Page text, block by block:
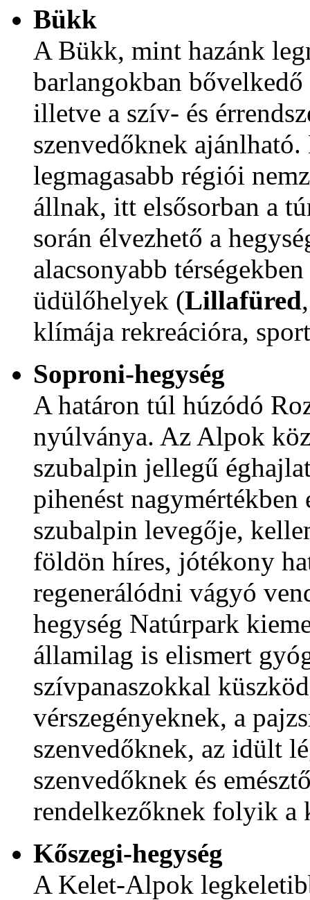
Bükk
A Bükk, mint hazánk
barlangokban
illetve a szív- és
szenvedőknek
legmagasabb régiói
állnak, itt elsősorban a
során élvezhető a
alacsonyabb
üdülőhelyek (Lillafüred
klímája rekreációra,
Soproni-hegység
A határon túl húzódó
nyúlványa. Az Alpok
szubalpin jellegű
pihenést
szubalpin levegője,
földön híres, jótékony
regenerálódni vágyó
hegység Natúrpark
államilag is elismert
szívpanaszokkal
vérszegényeknek, a
szenvedőknek, az idült
szenvedőknek és
rendelkezőknek folyik a
Kőszegi-hegység
A Kelet-Alpok